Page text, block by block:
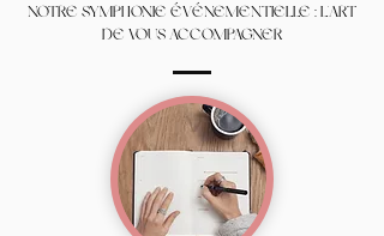
NOTRE SYMPHONIE ÉVÉNEMENTIELLE : L'ART
DE VOUS ACCOMPAGNER